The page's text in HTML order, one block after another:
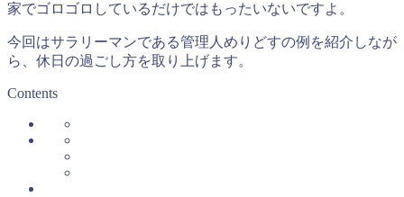
家でゴロゴロしているだけではもったいないですよ。
今回はサラリーマンである管理人めりどすの例を紹介しなが
ら、休日の過ごし方を取り上げます。
Contents